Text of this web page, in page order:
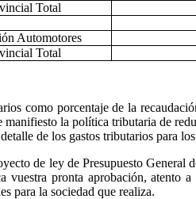
Total
Automotores
Total
como porcentaje de la
manifiesto la política tributaria de
de los gastos tributarios para
de ley de Presupuesto
vuestra pronta aprobación, atento
para la sociedad que realiza.